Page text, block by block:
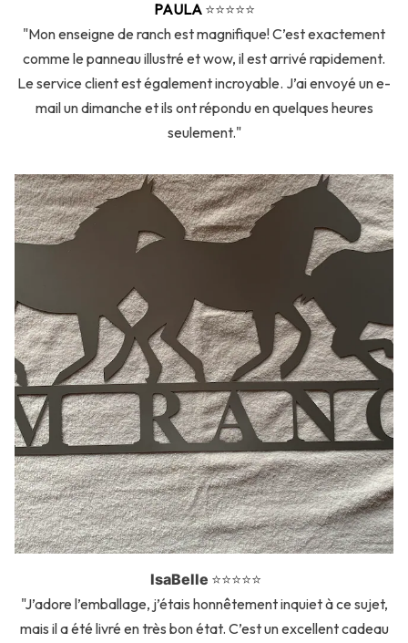
PAULA ⭐️⭐️⭐️⭐️⭐️
"Mon enseigne de ranch est magnifique! C’est exactement
comme le panneau illustré et wow, il est arrivé rapidement.
Le service client est également incroyable. J’ai envoyé un e-
mail un dimanche et ils ont répondu en quelques heures
seulement."
IsaBelle ⭐️⭐️⭐️⭐️⭐️
"J’adore l’emballage, j’étais honnêtement inquiet à ce sujet,
mais il a été livré en très bon état. C’est un excellent cadeau